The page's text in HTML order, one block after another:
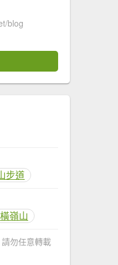
blog
步道
橫嶺山
勿任意轉載